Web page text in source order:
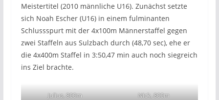
Meistertitel (2010 männliche U16). Zunächst setzte
sich Noah Escher (U16) in einem fulminanten
Schlussspurt mit der 4x100m Männerstaffel gegen
zwei Staffeln aus Sulzbach durch (48,70 sec), ehe er
die 4x400m Staffel in 3:50,47 min auch noch siegreich
ins Ziel brachte.
Julius, 800m Nick, 800m